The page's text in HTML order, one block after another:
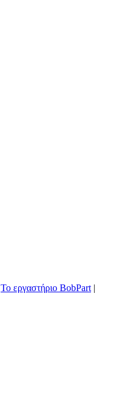
Το εργαστήριο BobPart |